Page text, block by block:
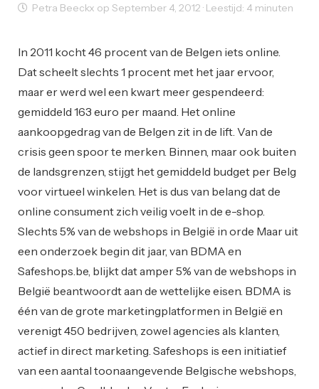
Petra Beeckx op September 4, 2012 · Leestijd: 4 minuten
In 2011 kocht 46 procent van de Belgen iets online.
Dat scheelt slechts 1 procent met het jaar ervoor,
maar er werd wel een kwart meer gespendeerd:
gemiddeld 163 euro per maand. Het online
aankoopgedrag van de Belgen zit in de lift. Van de
crisis geen spoor te merken. Binnen, maar ook buiten
de landsgrenzen, stijgt het gemiddeld budget per Belg
voor virtueel winkelen. Het is dus van belang dat de
online consument zich veilig voelt in de e-shop.
Slechts 5% van de webshops in België in orde Maar uit
een onderzoek begin dit jaar, van BDMA en
Safeshops.be, blijkt dat amper 5% van de webshops in
België beantwoordt aan de wettelijke eisen. BDMA is
één van de grote marketingplatformen in België en
verenigt 450 bedrijven, zowel agencies als klanten,
actief in direct marketing. Safeshops is een initiatief
van een aantal toonaangevende Belgische webshops,